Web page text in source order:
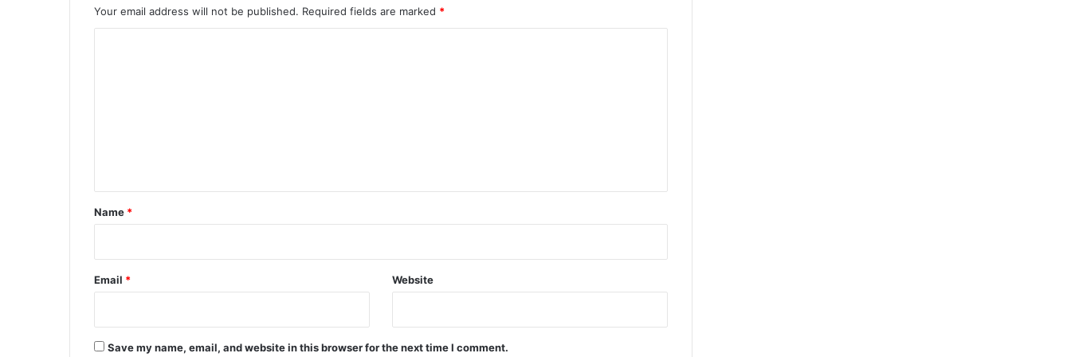
फ
Your email address will not be published. Required fields are marked *
*
Name *
Email * Website
Save my name, email, and website in this browser for the next time I comment.